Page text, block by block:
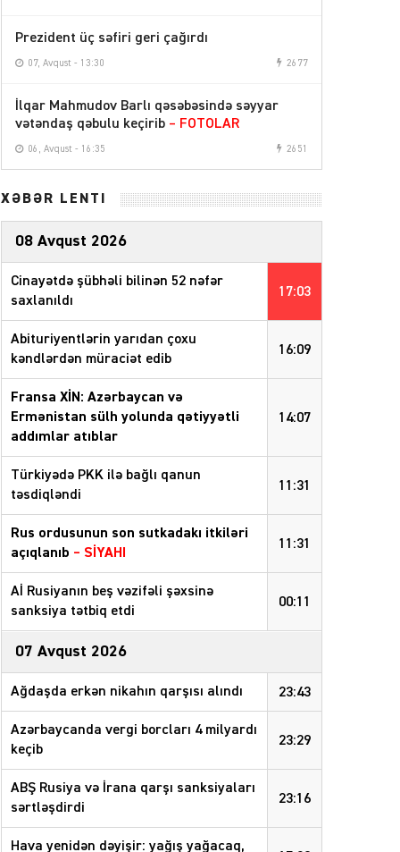
Prezident üç səfiri geri çağırdı
07, Avqust - 13:30 2677
İlqar Mahmudov Barlı qəsəbəsində səyyar
vətəndaş qəbulu keçirib – FOTOLAR
06, Avqust - 16:35 2651
XƏBƏR LENTİ
08 Avqust 2026
17:03
Cinayətdə şübhəli bilinən 52 nəfər
saxlanıldı
16:09
Abituriyentlərin yarıdan çoxu
kəndlərdən müraciət edib
14:07
Fransa XİN: Azərbaycan və
Ermənistan sülh yolunda qətiyyətli
addımlar atıblar
11:31
Türkiyədə PKK ilə bağlı qanun
təsdiqləndi
11:31
Rus ordusunun son sutkadakı itkiləri
açıqlanıb – SİYAHI
00:11
Aİ Rusiyanın beş vəzifəli şəxsinə
sanksiya tətbiq etdi
07 Avqust 2026
23:43
Ağdaşda erkən nikahın qarşısı alındı
23:29
Azərbaycanda vergi borcları 4 milyardı
keçib
23:16
ABŞ Rusiya və İrana qarşı sanksiyaları
sərtləşdirdi
Hava yenidən dəyişir: yağış yağacaq,